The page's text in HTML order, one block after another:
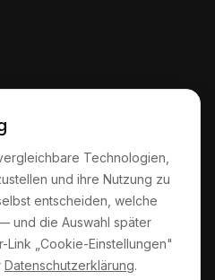
Technologien,
und ihre Nutzung zu
entscheiden, welche
und die Auswahl später
„Cookie-Einstellungen"
Datenschutzerklärung.